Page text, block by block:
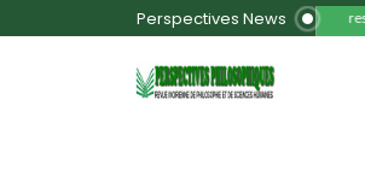
Perspectives News 11. La